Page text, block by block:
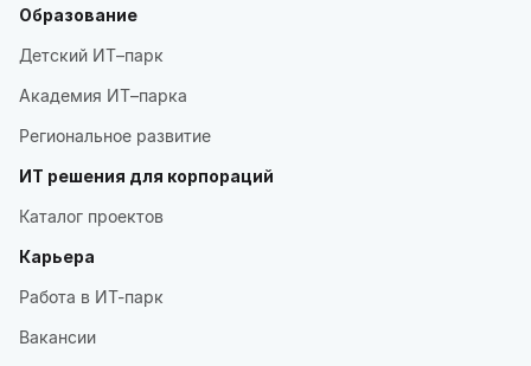
Образование
Детский ИТ–парк
Академия ИТ–парка
Региональное развитие
ИТ решения для корпораций
Каталог проектов
Карьера
Работа в ИТ-парк
Вакансии